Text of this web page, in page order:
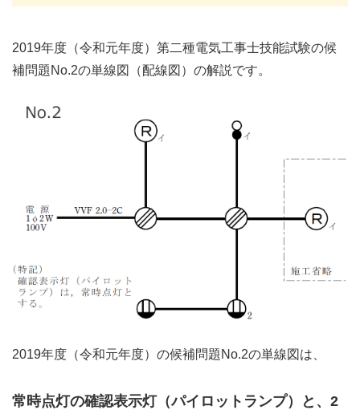
2019年度（令和元年度）第二種電気工事士技能試験の候
補問題No.2の単線図（配線図）の解説です。
2019年度（令和元年度）の候補問題No.2の単線図は、
常時点灯の確認表示灯（パイロットランプ）と、2